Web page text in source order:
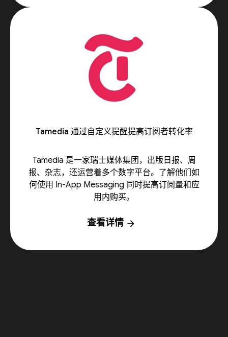
Tamedia 通过自定义提醒提高订阅者转化率
Tamedia 是一家瑞士媒体集团，出版日报、周
报、杂志，还运营着多个数字平台。了解他们如
何使用 In-App Messaging 同时提高订阅量和应
用内购买。
查看详情 arrow_forward